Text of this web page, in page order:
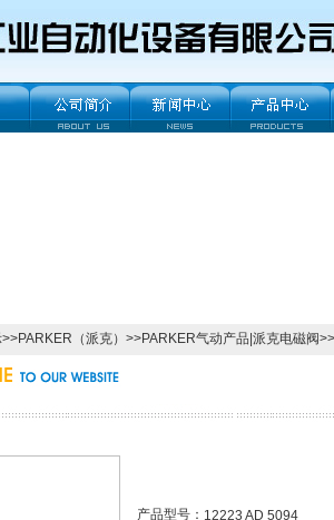
>>PARKER（派克） >>PARKER气动产品|派克电磁阀
产品型号： 12223 AD 5094